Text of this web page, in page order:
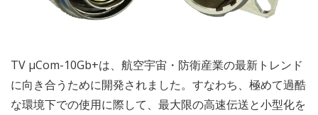
TV µCom-10Gb+は、航空宇宙・防衛産業の最新トレンド
に向き合うために開発されました。すなわち、極めて過酷
な環境下での使用に際して、最大限の高速伝送と小型化を